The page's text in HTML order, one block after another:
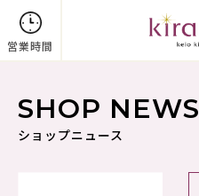
営業時間
SHOP NEWS
ショップニュース